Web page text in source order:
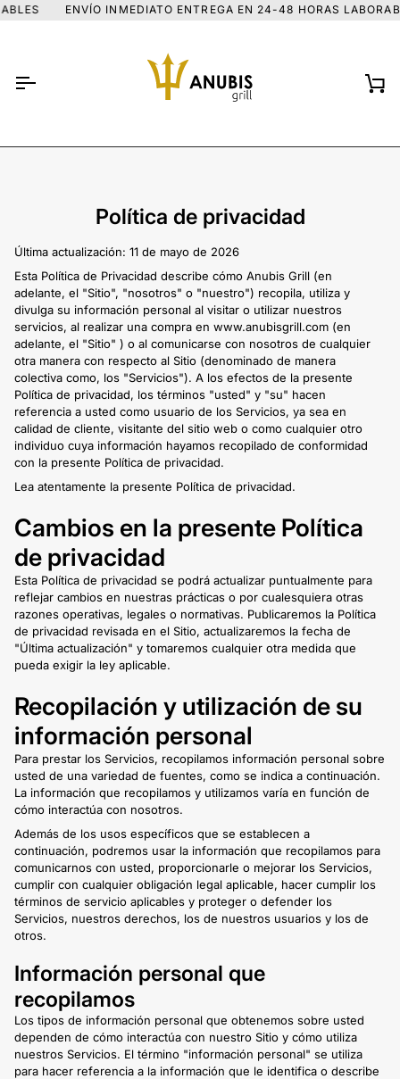
Ir
ENVÍO INMEDIATO ENTREGA EN 24-48 HORAS LABORABLES
Política de privacidad
Última actualización: 11 de mayo de 2026
Esta Política de Privacidad describe cómo Anubis Grill (en
adelante, el "Sitio", "nosotros" o "nuestro") recopila, utiliza y
divulga su información personal al visitar o utilizar nuestros
servicios, al realizar una compra en www.anubisgrill.com (en
adelante, el "Sitio" ) o al comunicarse con nosotros de cualquier
otra manera con respecto al Sitio (denominado de manera
colectiva como, los "Servicios"). A los efectos de la presente
Política de privacidad, los términos "usted" y "su" hacen
referencia a usted como usuario de los Servicios, ya sea en
calidad de cliente, visitante del sitio web o como cualquier otro
individuo cuya información hayamos recopilado de conformidad
con la presente Política de privacidad.
Lea atentamente la presente Política de privacidad.
Cambios en la presente Política
de privacidad
Esta Política de privacidad se podrá actualizar puntualmente para
reflejar cambios en nuestras prácticas o por cualesquiera otras
razones operativas, legales o normativas. Publicaremos la Política
de privacidad revisada en el Sitio, actualizaremos la fecha de
"Última actualización" y tomaremos cualquier otra medida que
pueda exigir la ley aplicable.
Recopilación y utilización de su
información personal
Para prestar los Servicios, recopilamos información personal sobre
usted de una variedad de fuentes, como se indica a continuación.
La información que recopilamos y utilizamos varía en función de
cómo interactúa con nosotros.
Además de los usos específicos que se establecen a
continuación, podremos usar la información que recopilamos para
comunicarnos con usted, proporcionarle o mejorar los Servicios,
cumplir con cualquier obligación legal aplicable, hacer cumplir los
términos de servicio aplicables y proteger o defender los
Servicios, nuestros derechos, los de nuestros usuarios y los de
otros.
Información personal que
recopilamos
Los tipos de información personal que obtenemos sobre usted
dependen de cómo interactúa con nuestro Sitio y cómo utiliza
nuestros Servicios. El término "información personal" se utiliza
para hacer referencia a la información que le identifica o describe